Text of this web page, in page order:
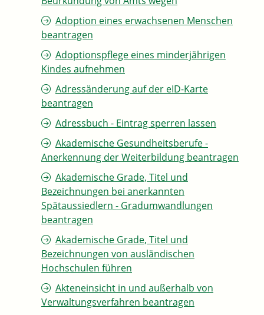
Adoption eines erwachsenen Menschen
beantragen
Adoptionspflege eines minderjährigen
Kindes aufnehmen
Adressänderung auf der eID-Karte
beantragen
Adressbuch - Eintrag sperren lassen
Akademische Gesundheitsberufe -
Anerkennung der Weiterbildung beantragen
Akademische Grade, Titel und
Bezeichnungen bei anerkannten
Spätaussiedlern - Gradumwandlungen
beantragen
Akademische Grade, Titel und
Bezeichnungen von ausländischen
Hochschulen führen
Akteneinsicht in und außerhalb von
Verwaltungsverfahren beantragen